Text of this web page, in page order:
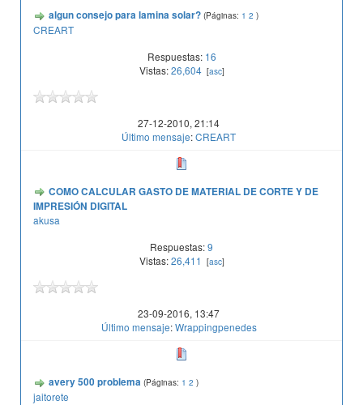
algun consejo para lamina solar? (Páginas: 1 2 )
CREART
Respuestas: 16
Vistas:26,604 [asc]
27-12-2010, 21:14
Último mensaje:CREART
COMO CALCULAR GASTO DE MATERIAL DE CORTE Y DE
IMPRESIÓN DIGITAL
akusa
Respuestas:9
Vistas:26,411 [asc]
23-09-2016, 13:47
Último mensaje:Wrappingpenedes
avery 500 problema (Páginas: 1 2 )
jaitorete